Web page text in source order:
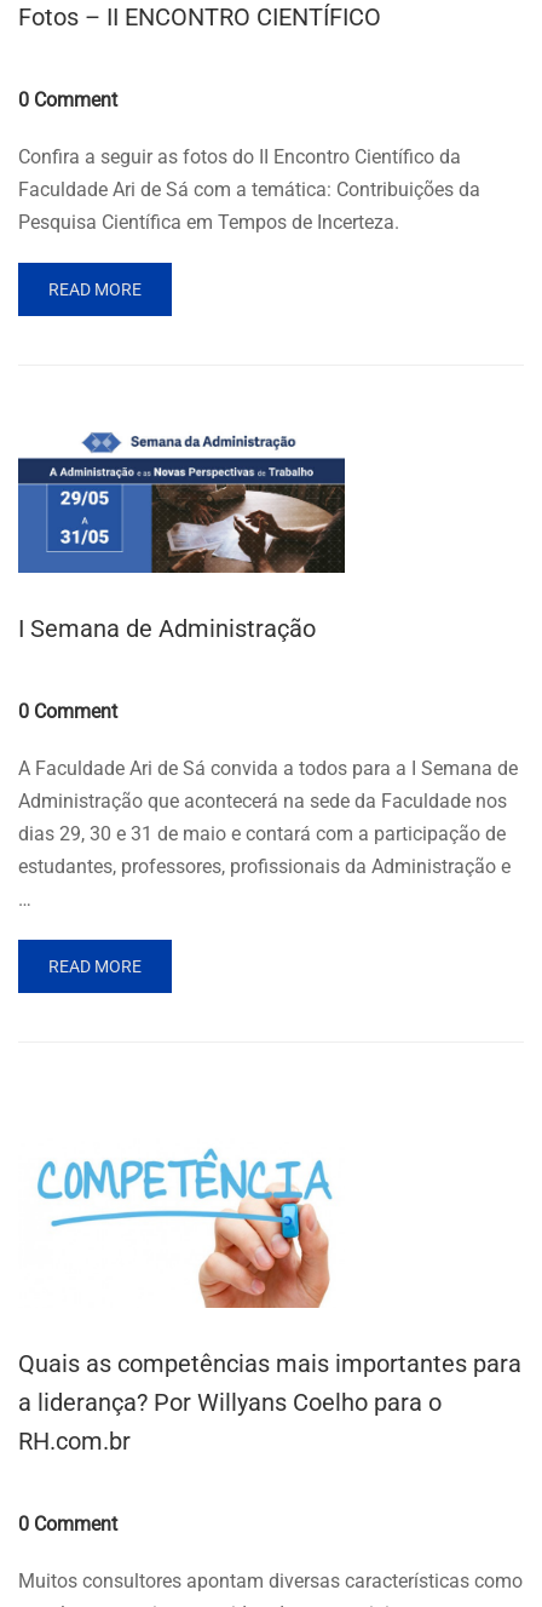
Fotos – II ENCONTRO CIENTÍFICO
0 Comment
Confira a seguir as fotos do II Encontro Científico da
Faculdade Ari de Sá com a temática: Contribuições da
Pesquisa Científica em Tempos de Incerteza.
READ MORE
I Semana de Administração
0 Comment
A Faculdade Ari de Sá convida a todos para a I Semana de
Administração que acontecerá na sede da Faculdade nos
dias 29, 30 e 31 de maio e contará com a participação de
estudantes, professores, profissionais da Administração e
…
READ MORE
Quais as competências mais importantes para
a liderança? Por Willyans Coelho para o
RH.com.br
0 Comment
Muitos consultores apontam diversas características como